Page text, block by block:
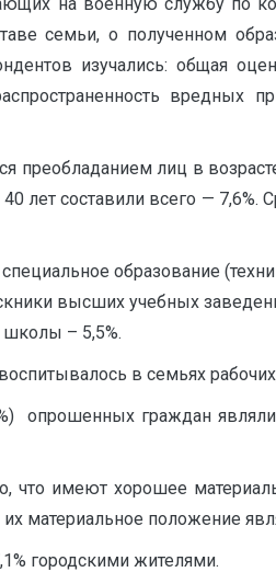
семьи, о полученном
изучались: общая
вредных
преобладанием лиц в
лет составили всего —
образование
высших учебных
– 5,5%.
в семьях
опрошенных граждан
что имеют хорошее
материальное положение
городскими жителями.